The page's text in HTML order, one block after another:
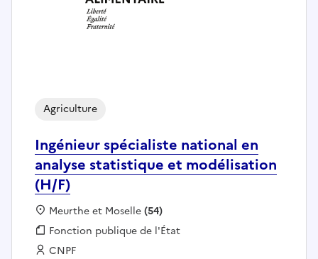
Ingénieur spécialiste national en
analyse statistique et modélisation
(H/F)
Agriculture
Localisation :
Meurthe et Moselle(54)
Fonction publique :
Fonction publique de l'État
Employeur :
CNPF